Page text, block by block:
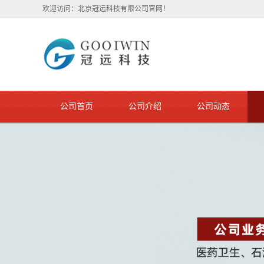
欢迎访问：北京冠远科技有限公司官网！
公司首页 公司介绍 公司动态